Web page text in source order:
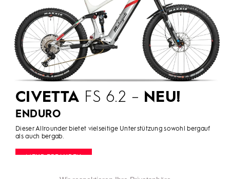
CIVETTA FS 6.2 – NEU!
ENDURO
Dieser Allrounder bietet vielseitige Unterstützung sowohl bergauf
als auch bergab.